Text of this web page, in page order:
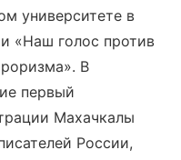
университете в
«Наш голос против
В
первый
Махачкалы
России,